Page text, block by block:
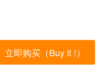
立即购买（Buy it !）